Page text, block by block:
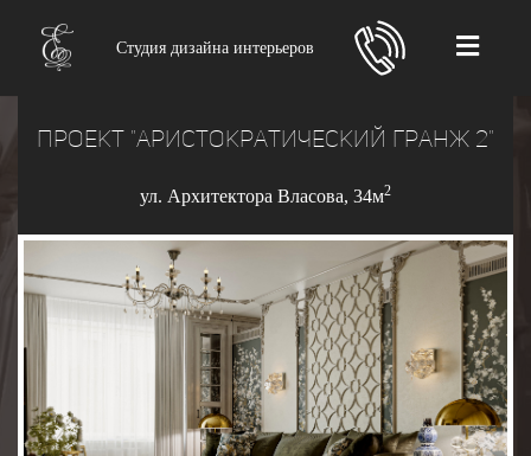
Студия дизайна интерьеров
ПРОЕКТ "аристократический гранж 2"
ул. Архитектора Власова, 34м2